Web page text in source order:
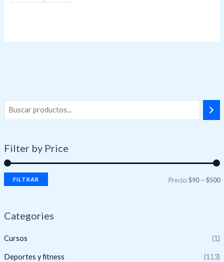
Filter by Price
FILTRAR Precio:$90—$500
Categories
Cursos (1)
Deportes y fitness (113)